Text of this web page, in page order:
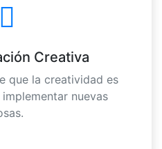
Creativa
que la creatividad es
nuevas